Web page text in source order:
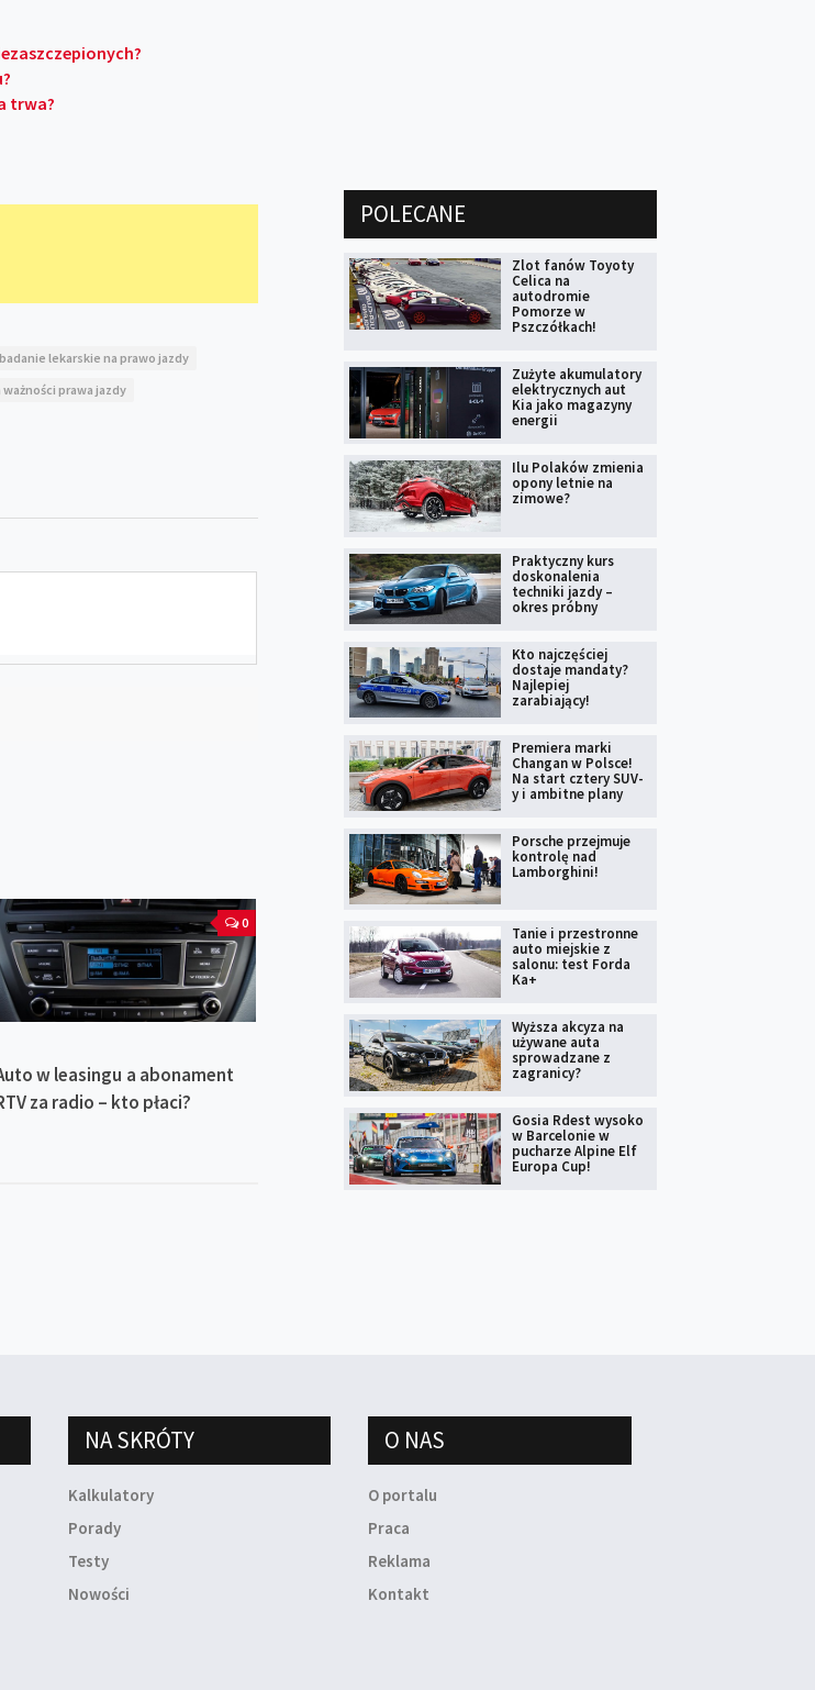
trwa?
badanie lekarskie na prawo jazdy
prawa jazdy
0
w leasingu a abonament
za radio – kto płaci?
POLECANE
Zlot fanów Toyoty
Celica na
autodromie
Pomorze w
Pszczółkach!
Zużyte akumulatory
elektrycznych aut
Kia jako magazyny
energii
Ilu Polaków zmienia
opony letnie na
zimowe?
Praktyczny kurs
doskonalenia
techniki jazdy –
okres próbny
Kto najczęściej
dostaje mandaty?
Najlepiej
zarabiający!
Premiera marki
Changan w Polsce!
Na start cztery SUV-
y i ambitne plany
Porsche przejmuje
kontrolę nad
Lamborghini!
Tanie i przestronne
auto miejskie z
salonu: test Forda
Ka+
Wyższa akcyza na
używane auta
sprowadzane z
zagranicy?
Gosia Rdest wysoko
w Barcelonie w
pucharze Alpine Elf
Europa Cup!
NA SKRÓTY
Kalkulatory
Porady
Testy
Nowości
O NAS
O portalu
Praca
Reklama
Kontakt